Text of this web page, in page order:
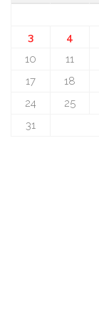
3
4
10
11
17
18
24
25
31